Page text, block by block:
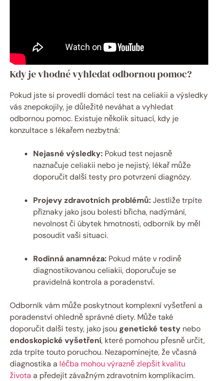
Kdy je vhodné vyhledat odbornou pomoc?
Pokud jste si provedli domácí test na celiakii a výsledky
vás znepokojily, je důležité neváhat a vyhledat
odbornou pomoc. Existuje několik situací, kdy je
konzultace s lékařem nezbytná:
Nejasné výsledky: Pokud test nejasně
naznačuje celiakii nebo je nejistý, lékař může
doporučit další testy pro potvrzení diagnózy.
Projevy zdravotních problémů:Jestliže trpíte
příznaky jako jsou bolesti břicha, nadýmání,
nevolnost či úbytek hmotnosti, odborník by měl
posoudit vaši situaci.
Rodinná anamnéza: Pokud máte v rodině
diagnostikovanou celiakii, doporučuje se
pravidelná kontrola a poradenství.
Odborník vám může poskytnout komplexní vyšetření a
poradenství ohledně správné diety. Může také
doporučit další testy, jako jsou genetické testy nebo
endoskopické vyšetření, které pomohou přesně určit,
zda trpíte touto poruchou. Nezapomínejte, že včasná
diagnostika a léčba mohou výrazně zlepšit kvalitu
života a předejít závažným zdravotním komplikacím.